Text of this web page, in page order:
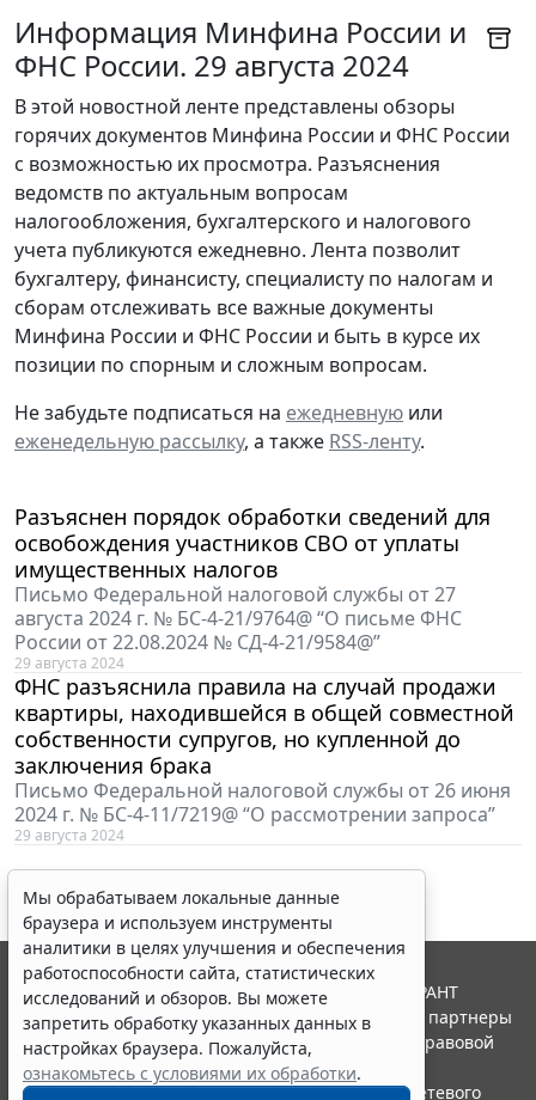
Информация Минфина России и
ФНС России. 29 августа 2024
В этой новостной ленте представлены обзоры
горячих документов Минфина России и ФНС России
с возможностью их просмотра. Разъяснения
ведомств по актуальным вопросам
налогообложения, бухгалтерского и налогового
учета публикуются ежедневно. Лента позволит
бухгалтеру, финансисту, специалисту по налогам и
сборам отслеживать все важные документы
Минфина России и ФНС России и быть в курсе их
позиции по спорным и сложным вопросам.
Не забудьте подписаться на ежедневную или
еженедельную рассылку, а также RSS-ленту.
Разъяснен порядок обработки сведений для
освобождения участников СВО от уплаты
имущественных налогов
Письмо Федеральной налоговой службы от 27
августа 2024 г. № БС-4-21/9764@ “О письме ФНС
России от 22.08.2024 № СД-4-21/9584@”
29 августа 2024
ФНС разъяснила правила на случай продажи
квартиры, находившейся в общей совместной
собственности супругов, но купленной до
заключения брака
Письмо Федеральной налоговой службы от 26 июня
2024 г. № БС-4-11/7219@ “О рассмотрении запроса”
29 августа 2024
Мы обрабатываем локальные данные
браузера и используем инструменты
аналитики в целях улучшения и обеспечения
работоспособности сайта, статистических
исследований и обзоров. Вы можете
запретить обработку указанных данных в
настройках браузера. Пожалуйста,
ознакомьтесь с условиями их обработки.
© ООО "НПП "ГАРАНТ-СЕРВИС", 2026. Система ГАРАНТ
выпускается с 1990 года. Компания "Гарант" и ее партнеры
являются участниками Российской ассоциации правовой
информации ГАРАНТ.
Портал ГАРАНТ.РУ зарегистрирован в качестве сетевого